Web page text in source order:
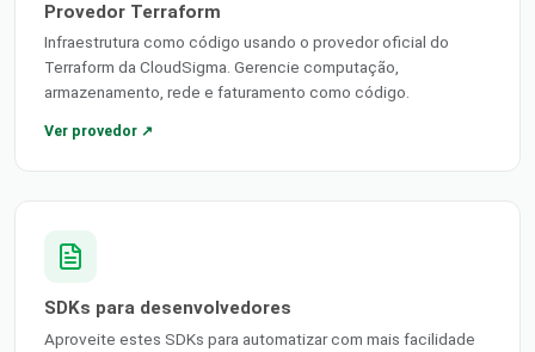
Provedor Terraform
Infraestrutura como código usando o provedor oficial do
Terraform da CloudSigma. Gerencie computação,
armazenamento, rede e faturamento como código.
Ver provedor ↗
SDKs para desenvolvedores
Aproveite estes SDKs para automatizar com mais facilidade